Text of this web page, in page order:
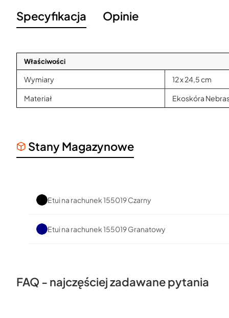
Specyfikacja Opinie
Właściwości
Wymiary 12 x 24,5 cm
Materiał Ekoskóra
Stany Magazynowe
Etui na rachunek 155019 Czarny
Etui na rachunek 155019 Granatowy
FAQ - najczęściej zadawane pytania